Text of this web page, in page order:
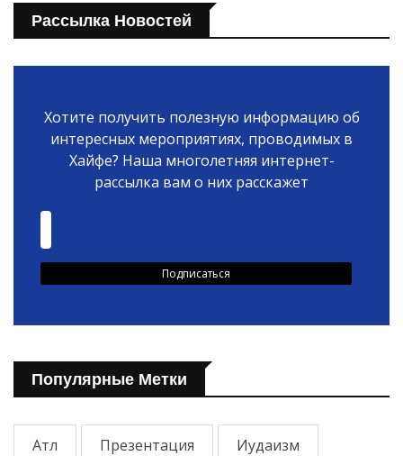
Рассылка Новостей
Хотите получить полезную информацию об
интересных мероприятиях, проводимых в
Хайфе? Наша многолетняя интернет-
рассылка вам о них расскажет
Популярные Метки
Атл Презентация Иудаизм